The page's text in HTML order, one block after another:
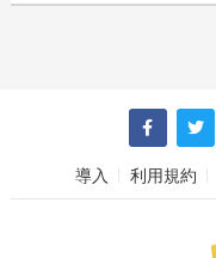
導入 利用規約